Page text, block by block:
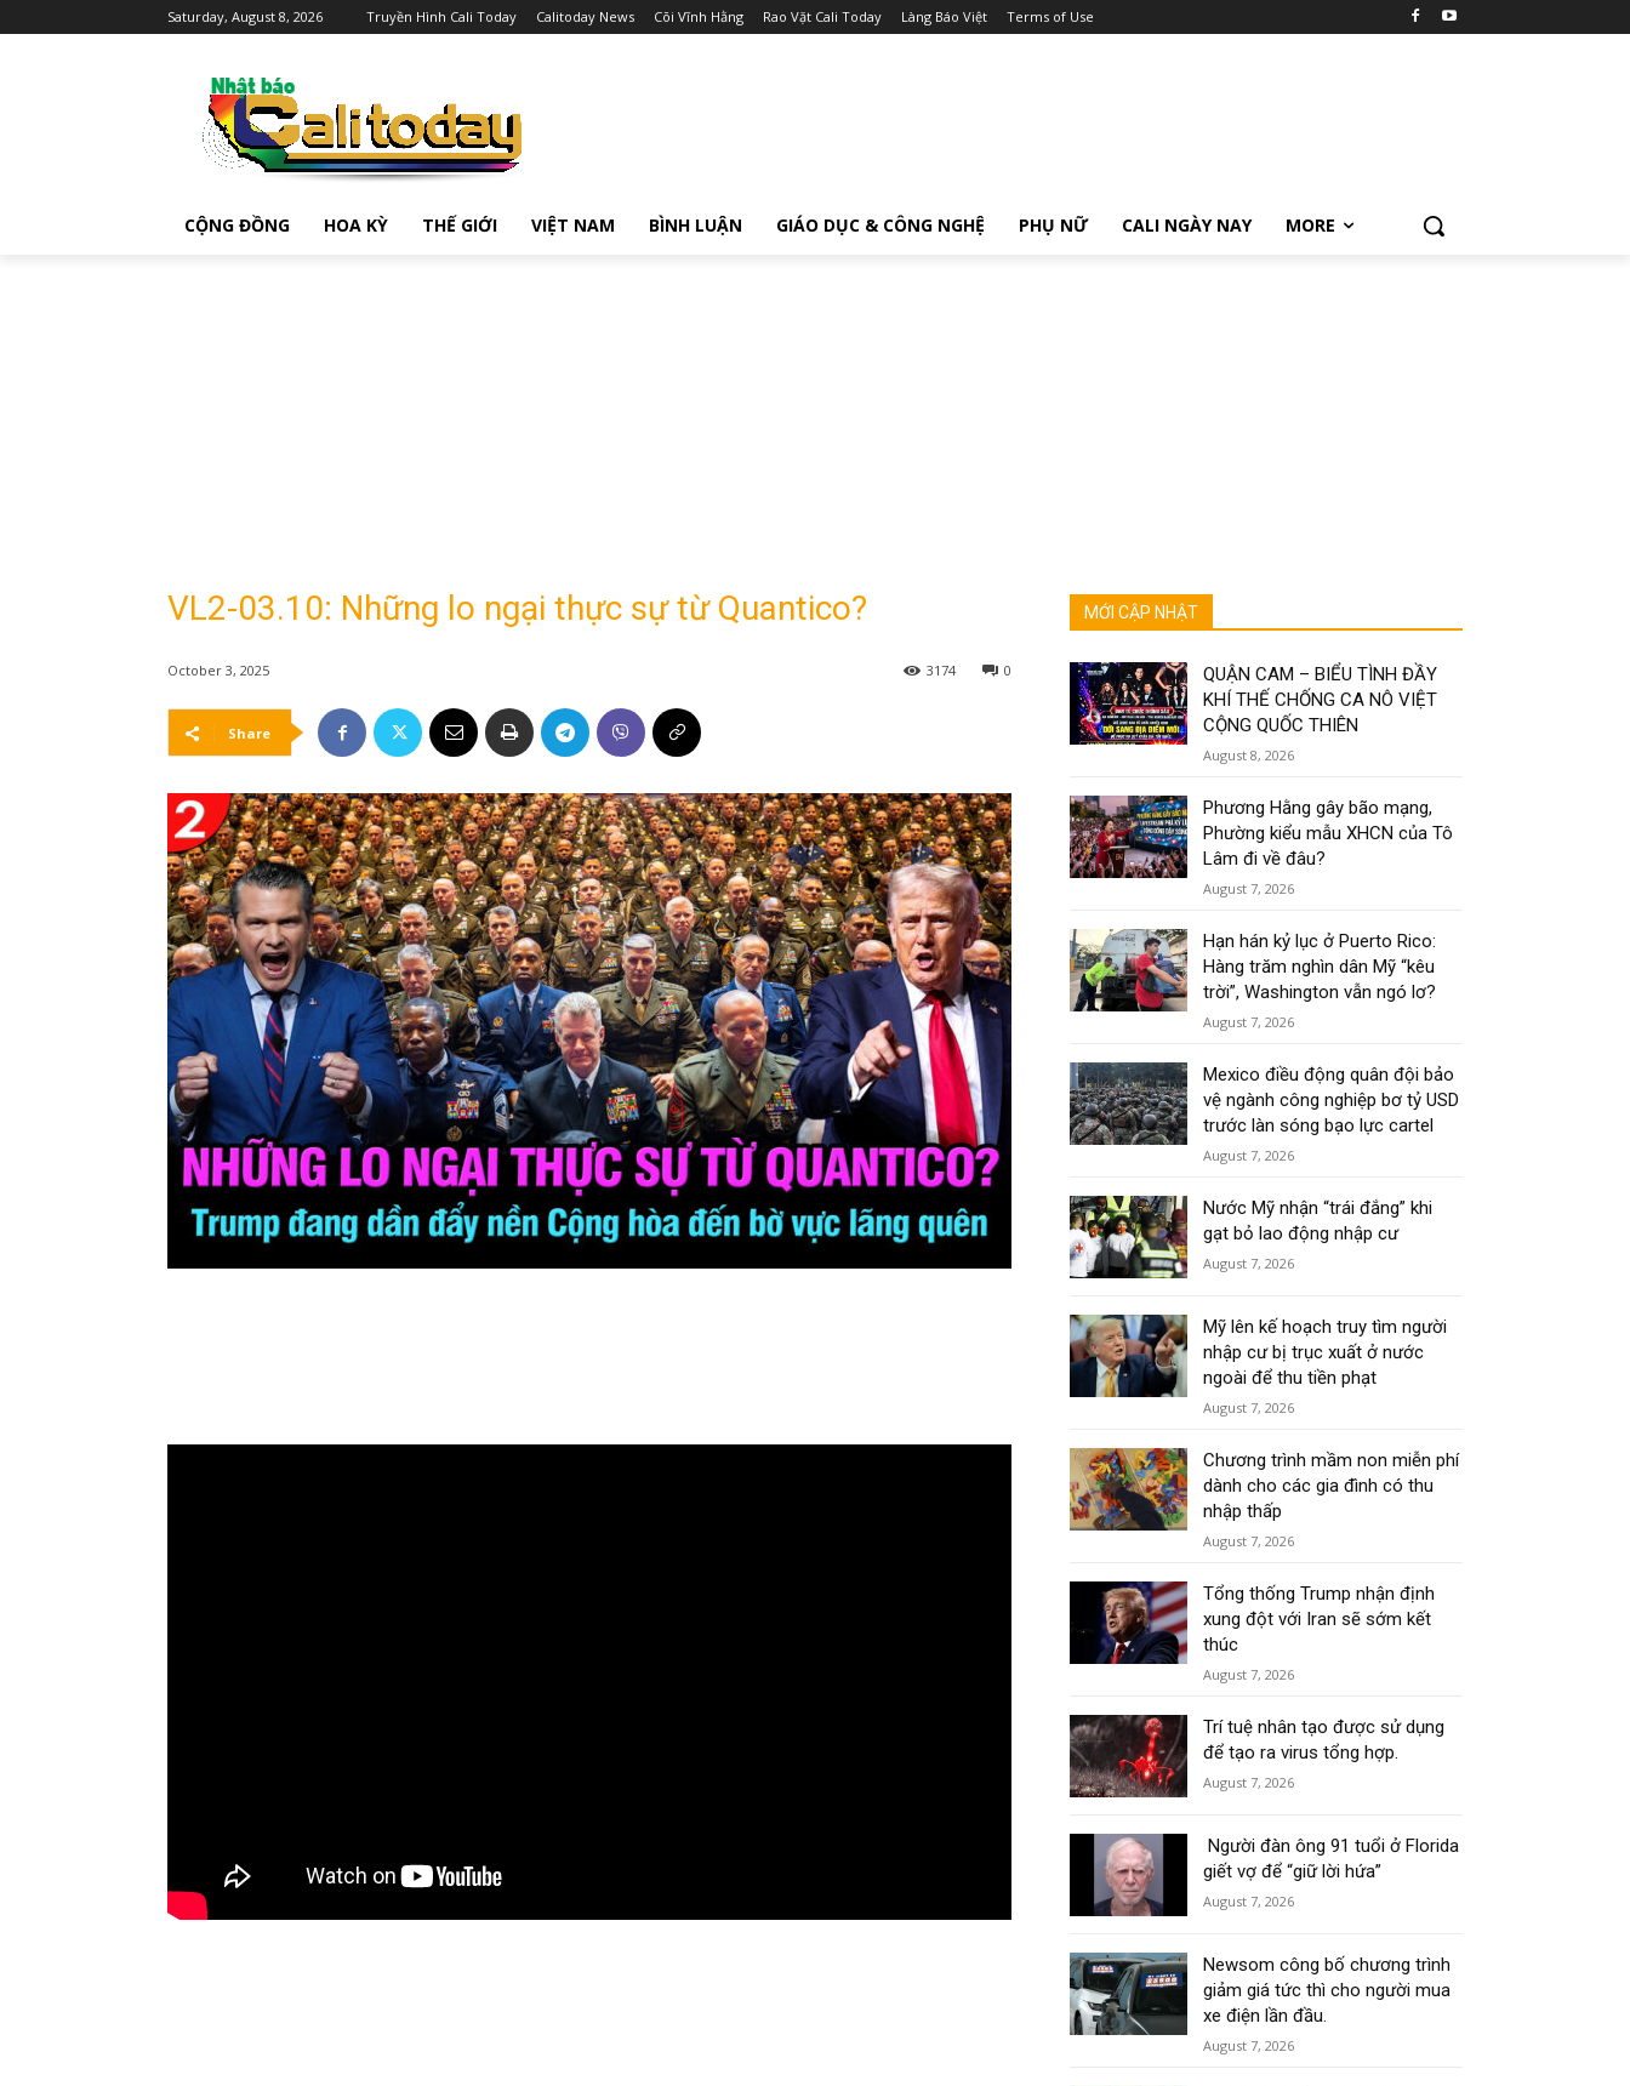
Saturday, August 8, 2026 Truyền Hình Cali Today Calitoday News Cõi Vĩnh Hằng Rao Vặt Cali Today Làng Báo Việt Terms of Use
CỘNG ĐỒNG HOA KỲ THẾ GIỚI VIỆT NAM BÌNH LUẬN GIÁO DỤC & CÔNG NGHỆ PHỤ NỮ CALI NGÀY NAY MORE
VL2-03.10: Những lo ngại thực sự từ Quantico?
October 3, 2025 0
3174
Share
MỚI CẬP NHẬT
QUẬN CAM – BIỂU TÌNH ĐẦY
KHÍ THẾ CHỐNG CA NÔ VIỆT
CỘNG QUỐC THIÊN
August 8, 2026
Phương Hằng gây bão mạng,
Phường kiểu mẫu XHCN của Tô
Lâm đi về đâu?
August 7, 2026
Hạn hán kỷ lục ở Puerto Rico:
Hàng trăm nghìn dân Mỹ “kêu
trời”, Washington vẫn ngó lơ?
August 7, 2026
Mexico điều động quân đội bảo
vệ ngành công nghiệp bơ tỷ USD
trước làn sóng bạo lực cartel
August 7, 2026
Nước Mỹ nhận “trái đắng” khi
gạt bỏ lao động nhập cư
August 7, 2026
Mỹ lên kế hoạch truy tìm người
nhập cư bị trục xuất ở nước
ngoài để thu tiền phạt
August 7, 2026
Chương trình mầm non miễn phí
dành cho các gia đình có thu
nhập thấp
August 7, 2026
Tổng thống Trump nhận định
xung đột với Iran sẽ sớm kết
thúc
August 7, 2026
Trí tuệ nhân tạo được sử dụng
để tạo ra virus tổng hợp.
August 7, 2026
Người đàn ông 91 tuổi ở Florida
giết vợ để “giữ lời hứa”
August 7, 2026
Newsom công bố chương trình
giảm giá tức thì cho người mua
xe điện lần đầu.
August 7, 2026